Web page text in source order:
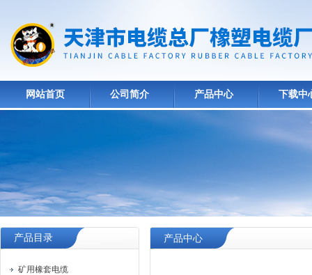
网站首页 公司简介 产品中心 下载中
产品目录
矿用橡套电缆
产品中心